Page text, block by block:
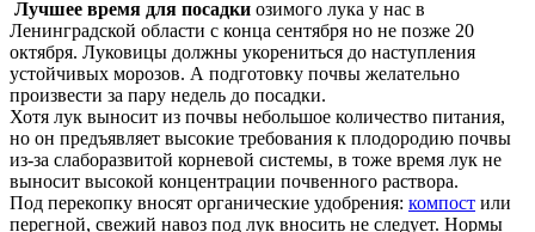
Лучшее время для посадки озимого лука у нас в
Ленинградской области с конца сентября но не позже 20
октября. Луковицы должны укорениться до наступления
устойчивых морозов. А подготовку почвы желательно
произвести за пару недель до посадки.
Хотя лук выносит из почвы небольшое количество питания,
но он предъявляет высокие требования к плодородию почвы
из-за слаборазвитой корневой системы, в тоже время лук не
выносит высокой концентрации почвенного раствора.
Под перекопку вносят органические удобрения: компост или
перегной, свежий навоз под лук вносить не следует. Нормы